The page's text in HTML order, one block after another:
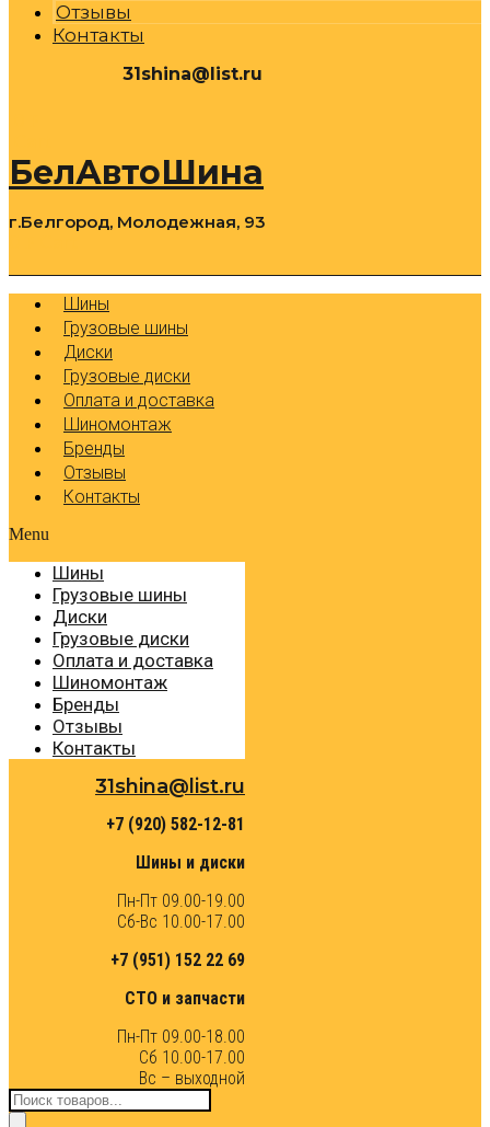
Отзывы
Контакты
31shina@list.ru
БелАвтоШина
г.Белгород, Молодежная, 93
Шины
Грузовые шины
Диски
Грузовые диски
Оплата и доставка
Шиномонтаж
Бренды
Отзывы
Контакты
Menu
Шины
Грузовые шины
Диски
Грузовые диски
Оплата и доставка
Шиномонтаж
Бренды
Отзывы
Контакты
31shina@list.ru
+7 (920) 582-12-81
Шины и диски
Пн-Пт 09.00-19.00
Сб-Вс 10.00-17.00
+7 (951) 152 22 69
СТО и запчасти
Пн-Пт 09.00-18.00
Сб 10.00-17.00
Вс – выходной
Поиск
товаров